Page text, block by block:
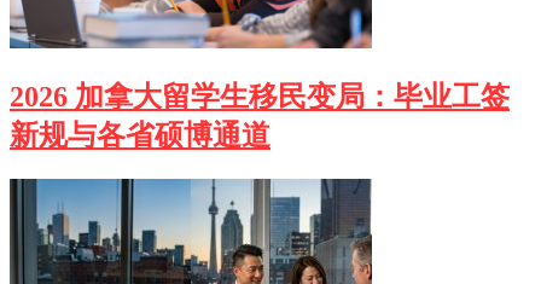
2026 加拿大留学生移民变局：毕业工签
新规与各省硕博通道